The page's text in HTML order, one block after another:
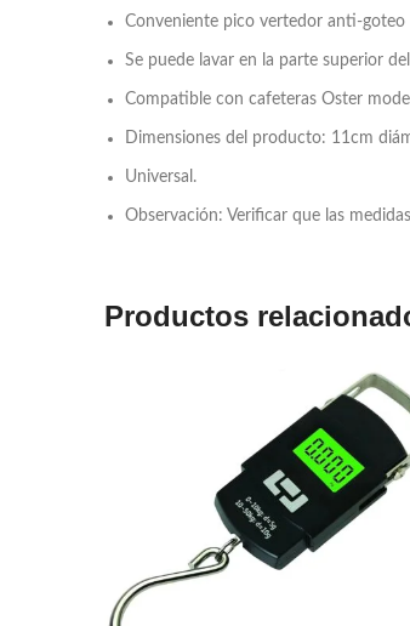
Conveniente pico vertedor anti-
Se puede lavar en la parte superior
Compatible con cafeteras Oster
Dimensiones del producto: 11cm
Universal.
Observación: Verificar que las
Productos